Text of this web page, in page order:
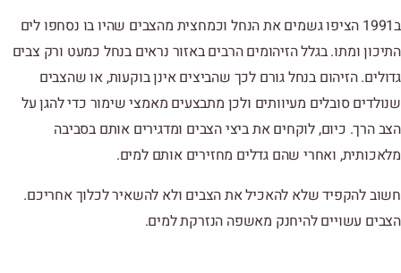
ב1991 הציפו גשמים את הנחל וכמחצית מהצבים שהיו בו נסחפו לים
התיכון ומתו. בגלל הזיהומים הרבים באזור נראים בנחל כמעט ורק צבים
גדולים. הזיהום בנחל גורם לכך שהביצים אינן בוקעות, או שהצבים
שנולדים סובלים מעיוותים ולכן מתבצעים מאמצי שימור כדי להגן על
הצב הרך. כיום, לוקחים את ביצי הצבים ומדגירים אותם בסביבה
מלאכותית, ואחרי שהם גדלים מחזירים אותם למים.
חשוב להקפיד שלא להאכיל את הצבים ולא להשאיר לכלוך אחריכם.
הצבים עשויים להיחנק מאשפה הנזרקת למים.